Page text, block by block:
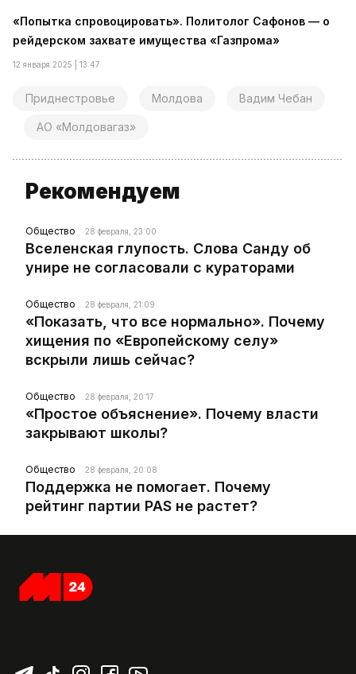
«Попытка спровоцировать». Политолог Сафонов — о
рейдерском захвате имущества «Газпрома»
12 января 2025 | 13:47
Приднестровье Молдова Вадим Чебан
АО «Молдовагаз»
Рекомендуем
Общество 28 февраля, 23:00
Вселенская глупость. Слова Санду об
унире не согласовали с кураторами
Общество 28 февраля, 21:09
«Показать, что все нормально». Почему
хищения по «Европейскому селу»
вскрыли лишь сейчас?
Общество 28 февраля, 20:17
«Простое объяснение». Почему власти
закрывают школы?
Общество 28 февраля, 20:08
Поддержка не помогает. Почему
рейтинг партии PAS не растет?